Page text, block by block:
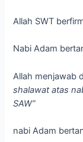
Allah SWT
Nabi Adam
Allah menjawab
shalawat atas
SAW”
nabi Adam